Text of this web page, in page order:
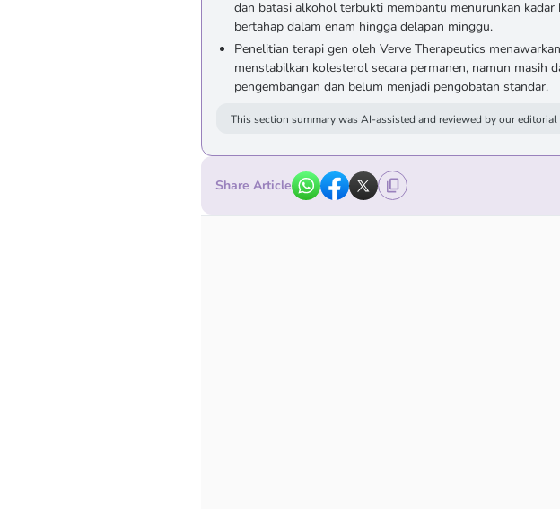
dan batasi alkohol terbukti membantu menurunkan kadar
bertahap dalam enam hingga delapan minggu.
Penelitian terapi gen oleh Verve Therapeutics
menstabilkan kolesterol secara permanen, namun masih
pengembangan dan belum menjadi pengobatan standar.
This section summary was AI-assisted and reviewed by our editorial
Share Article